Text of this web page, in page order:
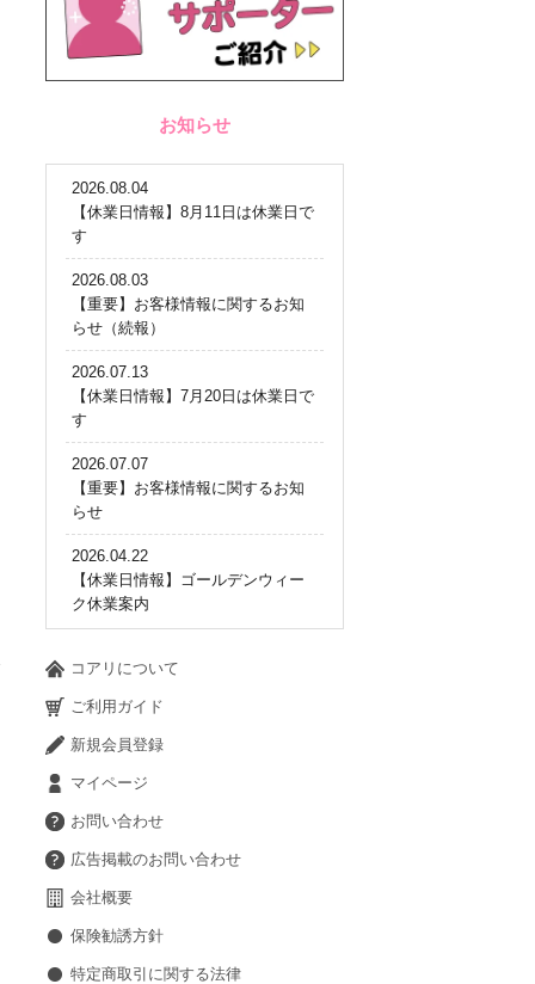
お知らせ
2026.08.04
【休業日情報】8月11日は休業日で
す
2026.08.03
【重要】お客様情報に関するお知
らせ（続報）
2026.07.13
【休業日情報】7月20日は休業日で
す
2026.07.07
【重要】お客様情報に関するお知
らせ
2026.04.22
【休業日情報】ゴールデンウィー
ク休業案内
コアリについて
ご利用ガイド
新規会員登録
マイページ
お問い合わせ
広告掲載のお問い合わせ
会社概要
保険勧誘方針
特定商取引に関する法律